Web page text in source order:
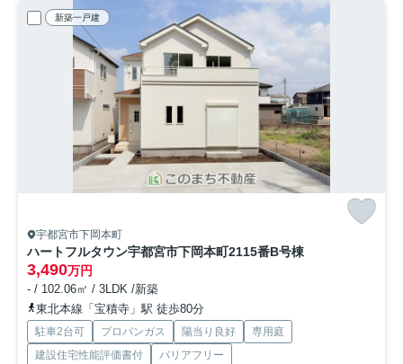
新築一戸建
宇都宮市下岡本町
ハートフルタウン宇都宮市下岡本町2115番B号棟
3,490万円
- / 102.06㎡ / 3LDK /新築
東北本線「宝積寺」駅 徒歩80分
駐車2台可 プロパンガス 陽当り良好
専用庭
建設住宅性能評価書付
バリアフリー